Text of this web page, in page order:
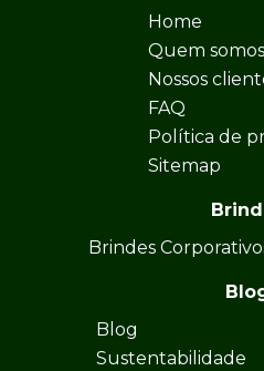
Home
Quem somos
Nossos
FAQ
Política de
Sitemap
Brindes
Blog
Sustentabilidade